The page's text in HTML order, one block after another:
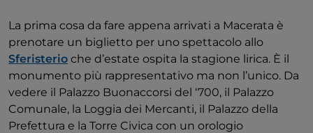
La prima cosa da fare appena arrivati a Macerata è
prenotare un biglietto per uno spettacolo allo
Sferisterio che d’estate ospita la stagione lirica. È il
monumento più rappresentativo ma non l’unico. Da
vedere il Palazzo Buonaccorsi del ‘700, il Palazzo
Comunale, la Loggia dei Mercanti, il Palazzo della
Prefettura e la Torre Civica con un orologio